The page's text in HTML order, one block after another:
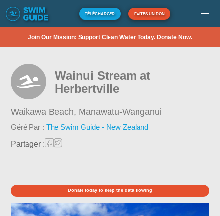
TÉLÉCHARGER FAITES UN DON
Join Our Mission: Support Clean Water Today. Donate Now.
Wainui Stream at
Herbertville
Waikawa Beach, Manawatu-Wanganui
Géré Par :The Swim Guide - New Zealand
Partager :
Donate today to keep the data flowing